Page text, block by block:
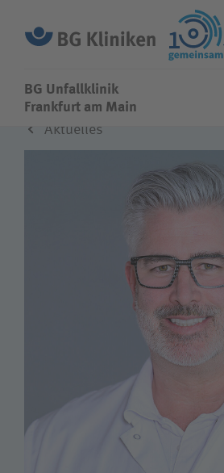
BG Unfallklinik
STANDORTE
Wie können wir Ihnen helfen?
BG Unfallklinik
Frankfurt am Main
Aktuelles